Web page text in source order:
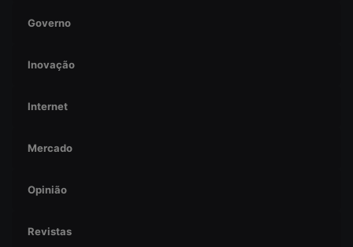
Governo
Inovação
Internet
Mercado
Opinião
Revistas